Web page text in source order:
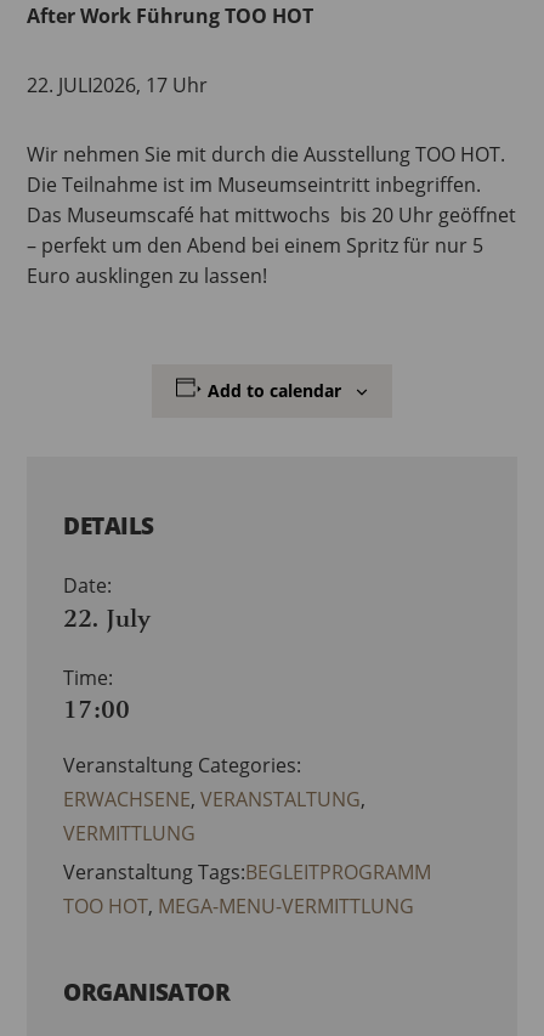
After Work Führung TOO HOT
22. JULI2026, 17 Uhr
Wir nehmen Sie mit durch die Ausstellung TOO HOT.
Die Teilnahme ist im Museumseintritt inbegriffen.
Das Museumscafé hat mittwochs bis 20 Uhr geöffnet
– perfekt um den Abend bei einem Spritz für nur 5
Euro ausklingen zu lassen!
Add to calendar
DETAILS
Date:
22. July
Time:
17:00
Veranstaltung Categories:
ERWACHSENE,VERANSTALTUNG,
VERMITTLUNG
Veranstaltung Tags:BEGLEITPROGRAMM
TOO HOT, MEGA-MENU-VERMITTLUNG
ORGANISATOR